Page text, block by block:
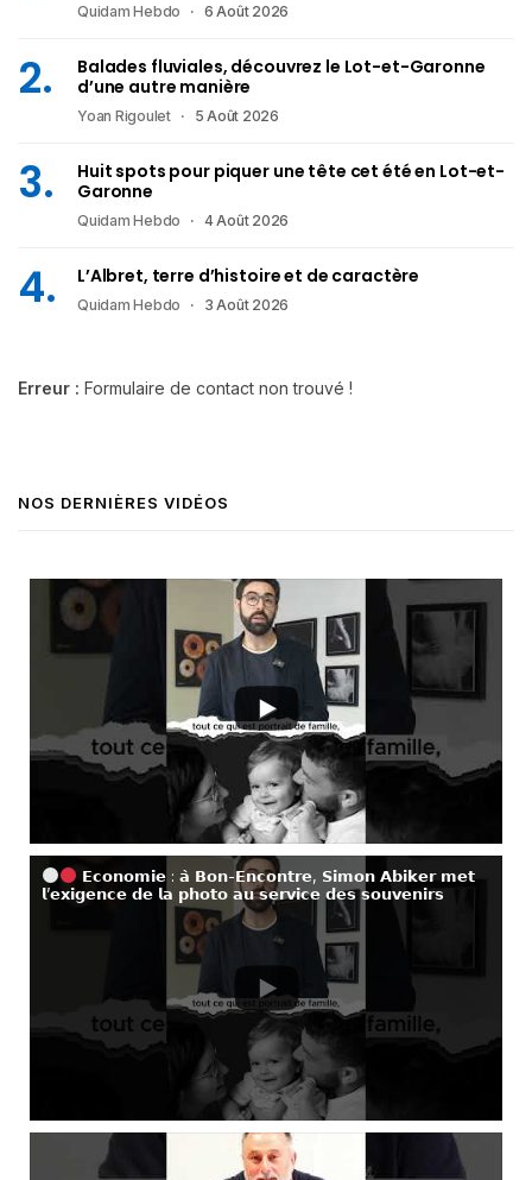
Quidam Hebdo 6 Août 2026
Balades fluviales, découvrez le Lot-et-Garonne
d’une autre manière
Yoan Rigoulet 5 Août 2026
Huit spots pour piquer une tête cet été en Lot-et-
Garonne
Quidam Hebdo 4 Août 2026
L’Albret, terre d’histoire et de caractère
Quidam Hebdo 3 Août 2026
Erreur : Formulaire de contact non trouvé !
NOS DERNIÈRES VIDÉOS
𝗘𝗰𝗼𝗻𝗼𝗺𝗶𝗲 : 𝗮̀ 𝗕𝗼𝗻-𝗘𝗻𝗰𝗼𝗻𝘁𝗿𝗲, 𝗦𝗶𝗺𝗼𝗻 𝗔𝗯𝗶𝗸𝗲𝗿 𝗺𝗲𝘁
𝗹’𝗲𝘅𝗶𝗴𝗲𝗻𝗰𝗲 𝗱𝗲 𝗹𝗮 𝗽𝗵𝗼𝘁𝗼 𝗮𝘂 𝘀𝗲𝗿𝘃𝗶𝗰𝗲 𝗱𝗲𝘀 𝘀𝗼𝘂𝘃𝗲𝗻𝗶𝗿𝘀